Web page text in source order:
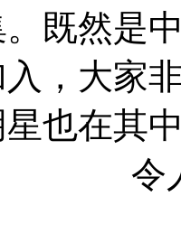
既然是
，大家
也在其
令